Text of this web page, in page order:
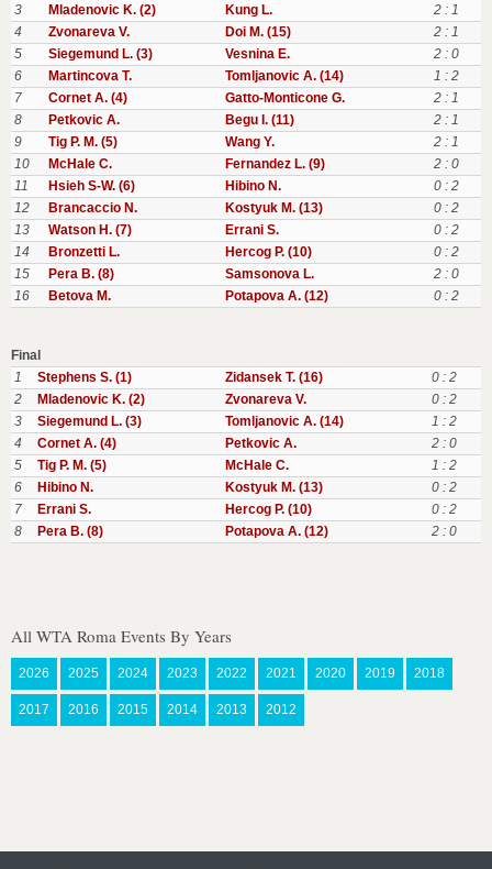
3 Mladenovic K. (2) Kung L.
2 : 1
4
Zvonareva V. Doi M. (15)
2 : 1
5
Siegemund L. (3) Vesnina E.
2 : 0
6
Martincova T. Tomljanovic A. (14)
1 : 2
7
Cornet A. (4) Gatto-Monticone G.
2 : 1
8
Petkovic A. Begu I. (11)
2 : 1
9
Tig P. M. (5) Wang Y.
2 : 1
10
McHale C. Fernandez L. (9)
2 : 0
11
Hsieh S-W. (6) Hibino N.
0 : 2
12
Brancaccio N. Kostyuk M. (13)
0 : 2
13
Watson H. (7) Errani S.
0 : 2
14
Bronzetti L. Hercog P. (10)
0 : 2
15
Pera B. (8) Samsonova L.
2 : 0
16
Betova M. Potapova A. (12) 0 : 2
Final
1
Stephens S. (1) Zidansek T. (16)
0 : 2
2
Mladenovic K. (2) Zvonareva V.
0 : 2
3
Siegemund L. (3) Tomljanovic A. (14)
1 : 2
4
Cornet A. (4) Petkovic A.
2 : 0
5
Tig P. M. (5) McHale C.
1 : 2
6
Hibino N. Kostyuk M. (13)
0 : 2
7
Errani S. Hercog P. (10)
0 : 2
8
Pera B. (8) Potapova A. (12) 2 : 0
All WTA Roma Events By Years
2026 2025 2024 2023 2022 2021 2020 2019 2018
2017 2016 2015 2014 2013 2012